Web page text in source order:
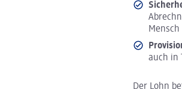
auch in
Der Lohn